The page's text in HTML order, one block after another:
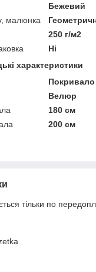
Бежевий
малюнка
250 г/м2
Ні
характеристики
Покривало
Велюр
180 см
200 см
тільки по